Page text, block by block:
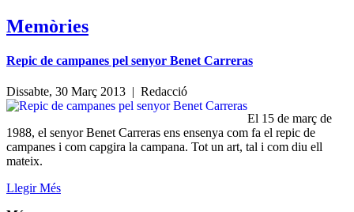
Memòries
Repic de campanes pel senyor Benet Carreras
Dissabte, 30 Març 2013 | Redacció
El 15 de març de
1988, el senyor Benet Carreras ens ensenya com fa el repic de
campanes i com capgira la campana. Tot un art, tal i com diu ell
mateix.
Llegir Més